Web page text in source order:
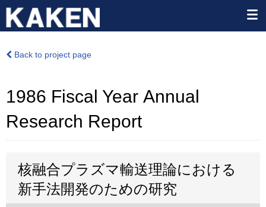
Back to project page
1986 Fiscal Year Annual
Research Report
核融合プラズマ輸送理論における
新手法開発のための研究